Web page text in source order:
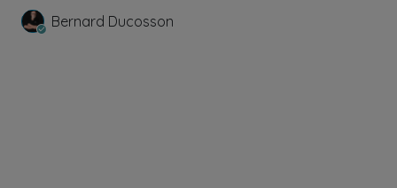
Bernard Ducosson